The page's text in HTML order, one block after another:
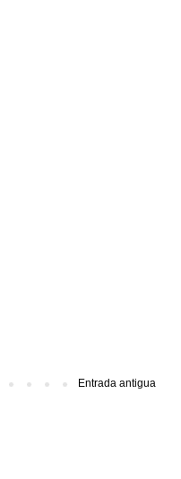
Entrada antigua